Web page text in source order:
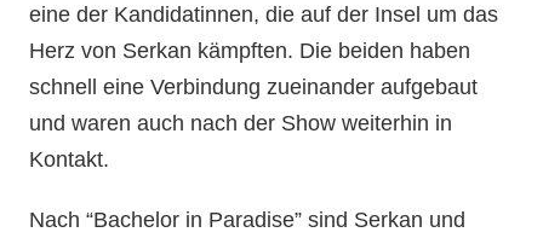
eine der Kandidatinnen, die auf der Insel um das
Herz von Serkan kämpften. Die beiden haben
schnell eine Verbindung zueinander aufgebaut
und waren auch nach der Show weiterhin in
Kontakt.
Nach “Bachelor in Paradise” sind Serkan und